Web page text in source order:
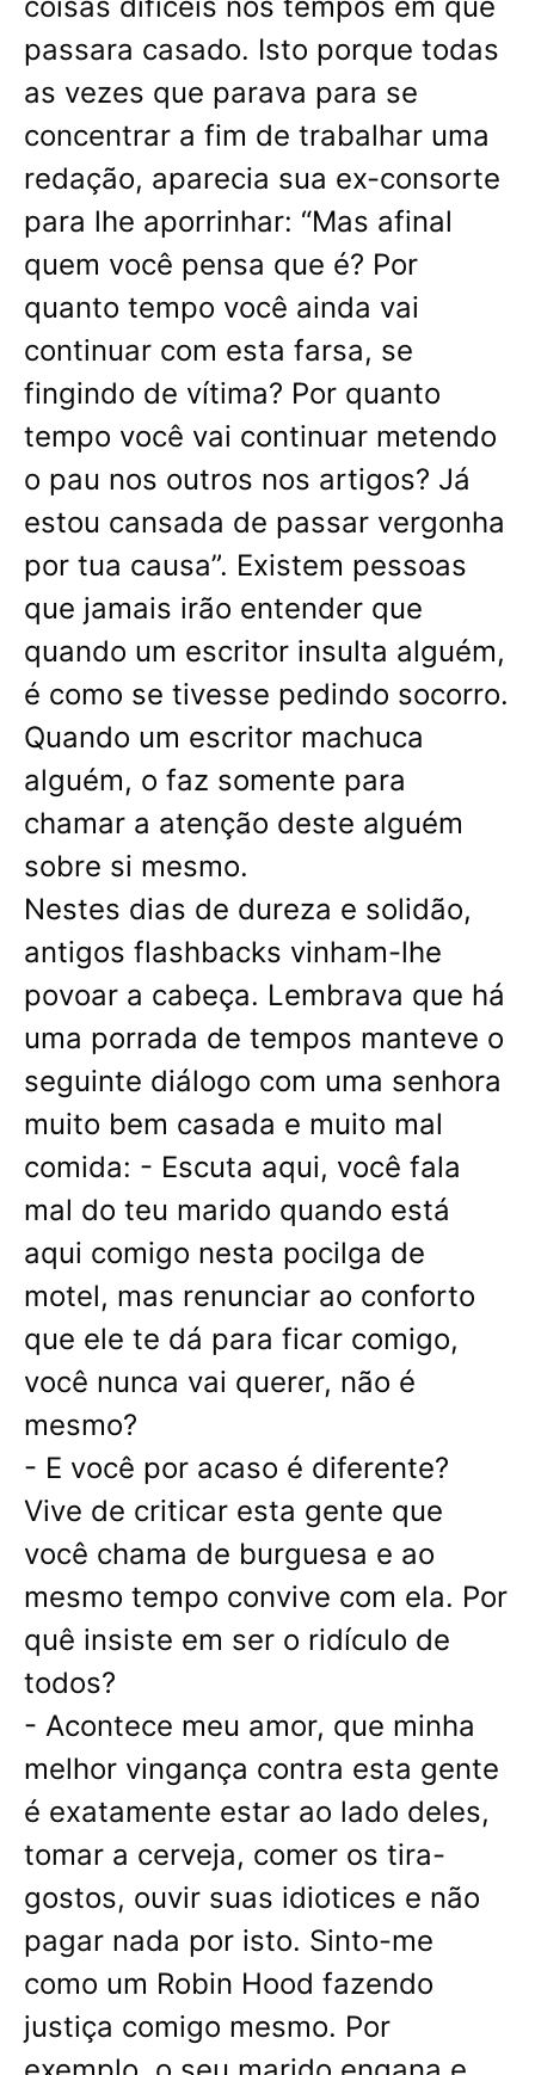
passara casado. Isto porque todas
as vezes que parava para se
concentrar a fim de trabalhar uma
redação, aparecia sua ex-consorte
para lhe aporrinhar: “Mas afinal
quem você pensa que é? Por
quanto tempo você ainda vai
continuar com esta farsa, se
fingindo de vítima? Por quanto
tempo você vai continuar metendo
o pau nos outros nos artigos? Já
estou cansada de passar vergonha
por tua causa”. Existem pessoas
que jamais irão entender que
quando um escritor insulta alguém,
é como se tivesse pedindo socorro.
Quando um escritor machuca
alguém, o faz somente para
chamar a atenção deste alguém
sobre si mesmo.
Nestes dias de dureza e solidão,
antigos flashbacks vinham-lhe
povoar a cabeça. Lembrava que há
uma porrada de tempos manteve o
seguinte diálogo com uma senhora
muito bem casada e muito mal
comida: - Escuta aqui, você fala
mal do teu marido quando está
aqui comigo nesta pocilga de
motel, mas renunciar ao conforto
que ele te dá para ficar comigo,
você nunca vai querer, não é
mesmo?
- E você por acaso é diferente?
Vive de criticar esta gente que
você chama de burguesa e ao
mesmo tempo convive com ela. Por
quê insiste em ser o ridículo de
todos?
- Acontece meu amor, que minha
melhor vingança contra esta gente
é exatamente estar ao lado deles,
tomar a cerveja, comer os tira-
gostos, ouvir suas idiotices e não
pagar nada por isto. Sinto-me
como um Robin Hood fazendo
justiça comigo mesmo. Por